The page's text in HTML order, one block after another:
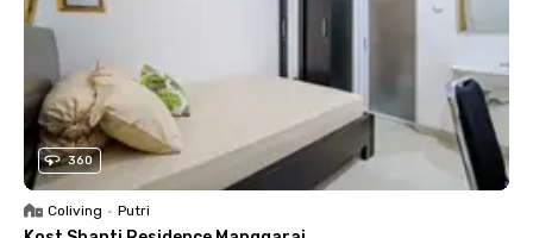
360
Coliving • Putri